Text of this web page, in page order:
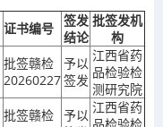
证书编号 签发
结论
批签发机
构
批签赣检
20260227
予以
签发
江西省药
品检验检
测研究院
批签赣检 予以 江西省药